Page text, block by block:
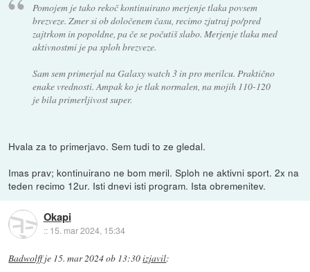
Pomojem je tako rekoč kontinuirano merjenje tlaka povsem
brezveze. Zmer si ob določenem času, recimo zjutraj po/pred
zajtrkom in popoldne, pa če se počutiš slabo. Merjenje tlaka med
aktivnostmi je pa sploh brezveze.
Sam sem primerjal na Galaxy watch 3 in pro merilcu. Praktično
enake vrednosti. Ampak ko je tlak normalen, na mojih 110-120
je bila primerljivost super.
Hvala za to primerjavo. Sem tudi to ze gledal.
Imas prav; kontinuirano ne bom meril. Sploh ne aktivni sport. 2x na
teden recimo 12ur. Isti dnevi isti program. Ista obremenitev.
Okapi
:: 15. mar 2024, 15:34
Badwolffje 15. mar 2024 ob 13:30izjavil: